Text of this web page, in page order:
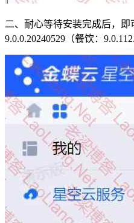
二、耐心等待安装完成后，即
9.0.0.20240529（餐饮：